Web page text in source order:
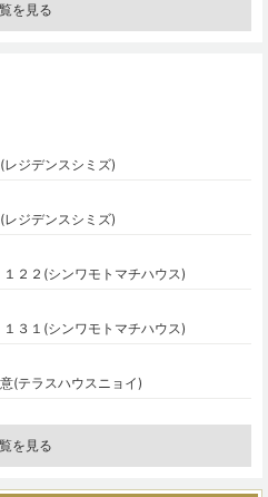
を見る
レジデンスシミズ)
レジデンスシミズ)
１２２(シンワモトマチハウス)
１３１(シンワモトマチハウス)
(テラスハウスニョイ)
を見る